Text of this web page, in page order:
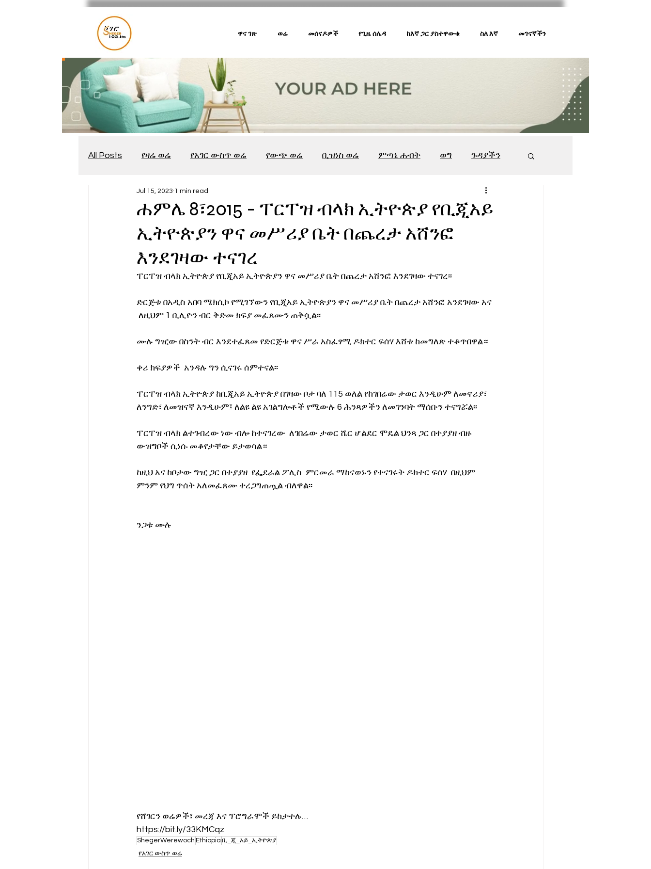
ዋና ገጽ ወሬ መሰናዶዎች የጊዜ ሰሌዳ ከእኛ ጋር ያስተዋውቁ ስለ እኛ መገናኛችን
All Posts የዛሬ ወሬ የአገር ውስጥ ወሬ የውጭ ወሬ ቢዝነስ ወሬ ምጣኔ ሐብት ወግ ጉዳያችን
የጨዋታ እንግዳ 547
የሀኪምዎ መልዕክት ባዮቴክኖሎጂ
ሐምሌ 8፣2015 - ፐርፐዝ ብላክ ኢትዮጵያ የቢጂአይ
ኢትዮጵያን ዋና መሥሪያ ቤት በጨረታ አሸንፎ
እንደገዛው ተናገረ
Jul 15, 2023 1 min read
ፐርፐዝ ብላክ ኢትዮጵያ የቢጂአይ ኢትዮጵያን ዋና መሥሪያ ቤት በጨረታ አሸንፎ እንደገዛው ተናገረ፡፡
ድርጅቱ በአዲስ አበባ ሜክሲኮ የሚገኘውን የቢጂአይ ኢትዮጵያን ዋና መሥሪያ ቤት በጨረታ አሸንፎ አንደገዛው አና
ለዚህም 1 ቢሊዮን ብር ቅድመ ክፍያ መፈጸሙን ጠቅሷል፡፡
ሙሉ ግዢው በስንት ብር እንደተፈጸመ የድርጅቱ ዋና ሥራ አስፈፃሚ ዶክተር ፍሰሃ እሸቱ ከመግለጽ ተቆጥበዋል።
ቀሪ ክፍያዎች  አንዳሉ ግን ሲናገሩ ሰምተናል፡፡
ፐርፐዝ ብላክ ኢትዮጵያ ከቢጂአይ ኢትዮጵያ በገዛው ቦታ ባለ 115 ወለል የከገበሬው ታወር እንዲሁም ለመኖሪያ፣
ለንግድ፣ ለመዝናኛ እንዲሁም፤ ለልዩ ልዩ አገልግሎቶች የሚውሉ 6 ሕንጻዎችን ለመገንባት ማሰቡን ተናግሯል፡፡
ፐርፐዝ ብላክ ልተገብረው ነው ብሎ ከተናገረው  ለገበሬው ታወር ሼር ሆልደር ሞዴል ህንጻ ጋር በተያያዘ ብዙ
ውዝግቦች ሲነሱ መቆየታቸው ይታወሳል።
ከዚህ አና ከቦታው ግዢ ጋር በተያያዘ  የፌደራል ፖሊስ  ምርመራ ማከናወኑን የተናገሩት ዶክተር ፍሰሃ  በዚህም
ምንም የህግ ጥሰት አለመፈጸሙ ተረጋግጠጧል ብለዋል፡፡
ንጋቱ ሙሉ
የሸገርን ወሬዎች፣ መረጃ እና ፕሮግራሞች ይከታተሉ…
https://bit.ly/33KMCqz
ShegerWerewoch Ethiopia ቢ_ጂ_አይ_ኢትዮጵያ
የአገር ውስጥ ወሬ